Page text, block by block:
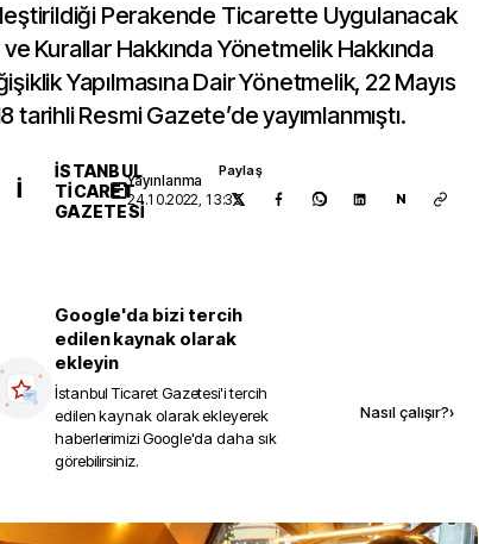
Perakende Ticarette Uygulanacak
ve Kurallar Hakkında Yönetmelik Hakkında
Yapılmasına Dair Yönetmelik, 22 Mayıs
tarihli Resmi Gazete’de yayımlanmıştı.
İ
İSTANBUL
TICARET
GAZETESI
Yayınlanma
24.10.2022, 13:35
Paylaş
N
Google'da bizi tercih
edilen kaynak olarak
ekleyin
İstanbul Ticaret Gazetesi'i tercih
edilen kaynak olarak ekleyerek
haberlerimizi Google'da daha sık
görebilirsiniz.
Nasıl çalışır?›